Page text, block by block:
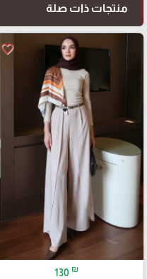
منتجات ذات صلة
favorite_border
130 ₪